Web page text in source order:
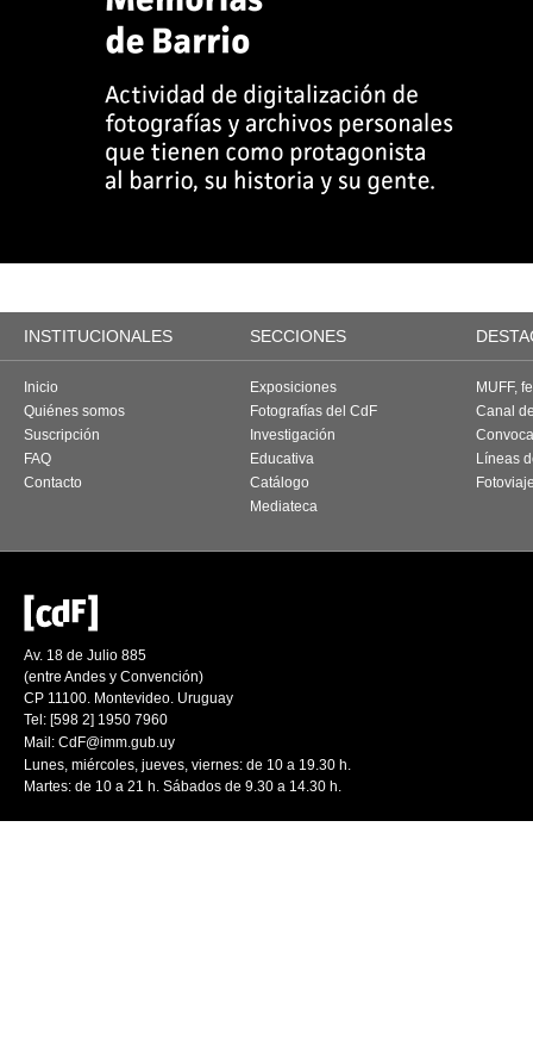
INSTITUCIONALES SECCIONES
Inicio
Quiénes somos
Suscripción
FAQ
Contacto
Exposiciones
Fotografías del CdF
Investigación
Educativa
Catálogo
Mediateca
MUFF,
Canal
Líneas
Av. 18 de Julio 885
(entre Andes y Convención)
CP 11100. Montevideo. Uruguay
Tel: [598 2] 1950 7960
Mail: CdF@imm.gub.uy
Lunes, miércoles, jueves, viernes: de 10 a 19.30 h.
Martes: de 10 a 21 h. Sábados de 9.30 a 14.30 h.